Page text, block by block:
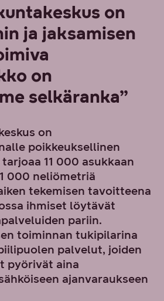
on
ja jaksamisen
on
selkäranka”
on
poikkeuksellinen
11 000 asukkaan
000 neliömetriä
tekemisen tavoitteena
ihmiset löytävät
pariin.
toiminnan tukipilarina
palvelut, joiden
pyörivät aina
ajanvaraukseen